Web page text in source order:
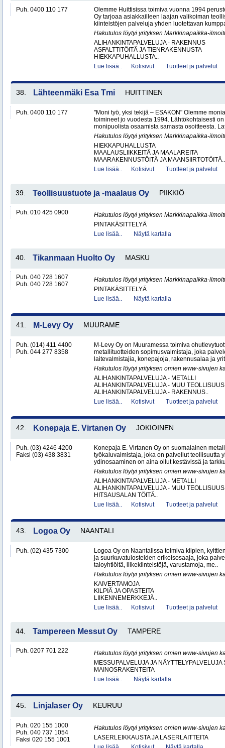
Puh. 0400 110 177
Olemme Huittisissa toimiva vuonna 1994
Oy tarjoaa asiakkailleen laajan valikoiman
kiinteistöjen palveluja yhden luotettavan
Hakutulos löytyi yrityksen Markkinapaikka-
ALIHANKINTAPALVELUJA - RAKENNUS
ASFALTTITÖITÄ JA TIENRAKENNUSTA
HIEKKAPUHALLUSTA..
Lue lisää..
Kotisivut Tuotteet ja palvelut
38. Lähteenmäki Esa Tmi HUITTINEN
Puh. 0400 110 177
"Moni työ, yksi tekijä – ESAKON" Olemme
toimineet jo vuodesta 1994. Lähtökohtaisesti
monipuolista osaamista samasta osoitteesta.
Hakutulos löytyi yrityksen Markkinapaikka-
HIEKKAPUHALLUSTA
MAALAUSLIIKKEITÄ JA MAALAREITA
MAARAKENNUSTÖITÄ JA MAANSIIRTOTÖITÄ..
Lue lisää..
Kotisivut Tuotteet ja palvelut
39. Teollisuustuote ja -maalaus Oy PIIKKIÖ
Puh. 010 425 0900
Hakutulos löytyi yrityksen Markkinapaikka-
PINTAKÄSITTELYÄ
Lue lisää..
Näytä kartalla
40. Tikanmaan Huolto Oy MASKU
Puh. 040 728 1607
Puh. 040 728 1607
Hakutulos löytyi yrityksen Markkinapaikka-
PINTAKÄSITTELYÄ
Lue lisää..
Näytä kartalla
41. M-Levy Oy MUURAME
Puh. (014) 411 4400
Puh. 044 277 8358
M-Levy Oy on Muuramessa toimiva
metallituotteiden sopimusvalmistaja, joka
laitevalmistajia, konepajoja, rakennusalaa ja
Hakutulos löytyi yrityksen omien www-sivujen
ALIHANKINTAPALVELUJA - METALLI
ALIHANKINTAPALVELUJA - MUU TEOLLISUUS
ALIHANKINTAPALVELUJA - RAKENNUS..
Lue lisää..
Kotisivut Tuotteet ja palvelut
42. Konepaja E. Virtanen Oy JOKIOINEN
Puh. (03) 4246 4200
Faksi (03) 438 3831
Konepaja E. Virtanen Oy on suomalainen
työkaluvalmistaja, joka on palvellut teollisuutta
ydinosaaminen on aina ollut kestävissä ja
Hakutulos löytyi yrityksen omien www-sivujen
ALIHANKINTAPALVELUJA - METALLI
ALIHANKINTAPALVELUJA - MUU TEOLLISUUS
HITSAUSALAN TÖITÄ..
Lue lisää..
Kotisivut Tuotteet ja palvelut
43. Logoa Oy NAANTALI
Puh. (02) 435 7300
Logoa Oy on Naantalissa toimiva kilpien,
ja suurkuvatulosteiden erikoisosaaja, joka
taloyhtiöitä, liikekiinteistöjä, varustamoja, me..
Hakutulos löytyi yrityksen omien www-sivujen
KAIVERTAMOJA
KILPIÄ JA OPASTEITA
LIIKENNEMERKKEJÄ..
Lue lisää..
Kotisivut Tuotteet ja palvelut
44. Tampereen Messut Oy TAMPERE
Puh. 0207 701 222
Hakutulos löytyi yrityksen omien www-sivujen
MESSUPALVELUJA JA NÄYTTELYPALVELUJA
MAINOSRAKENTEITA
Lue lisää..
Näytä kartalla
45. Linjalaser Oy KEURUU
Puh. 020 155 1000
Puh. 040 737 1054
Faksi 020 155 1001
Hakutulos löytyi yrityksen omien www-sivujen
LASERLEIKKAUSTA JA LASERLAITTEITA